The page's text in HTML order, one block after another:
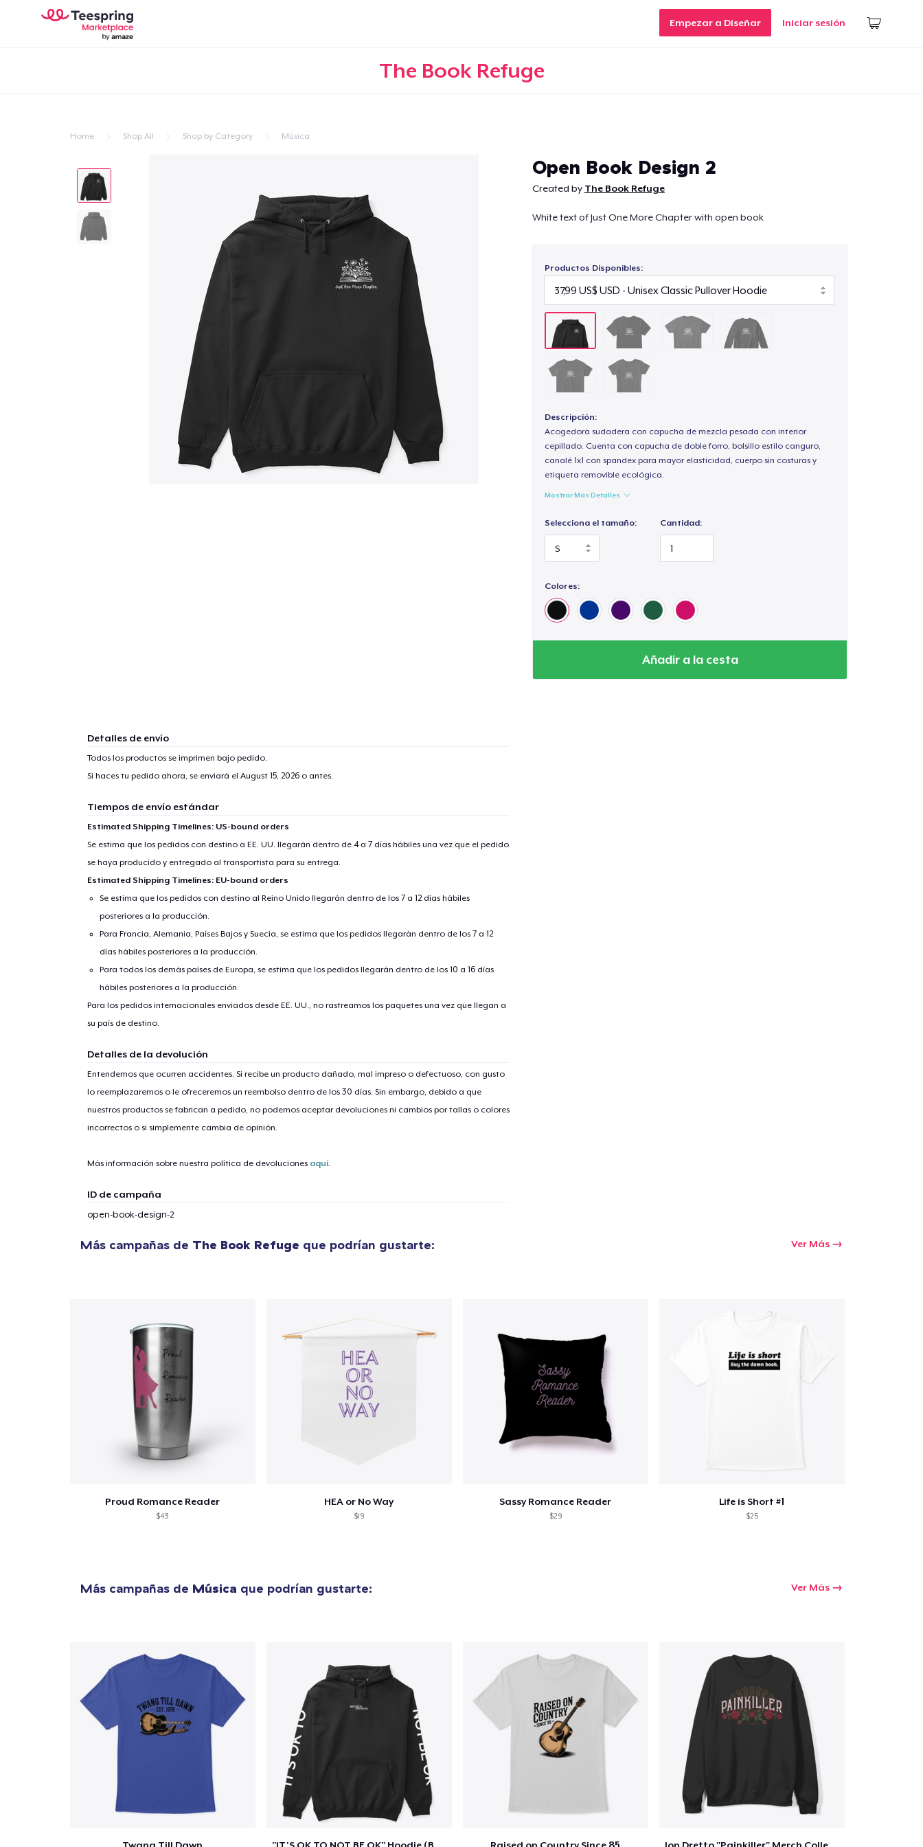
Empezar a Diseñar Iniciar sesión
The Book Refuge
Home Shop All Shop by Category Música
Open Book Design 2
Created by The Book Refuge
White text of Just One More Chapter with open book
Productos Disponibles:
Descripción:
Acogedora sudadera con capucha de mezcla pesada con interior
cepillado. Cuenta con capucha de doble forro, bolsillo estilo canguro,
canalé 1x1 con spandex para mayor elasticidad, cuerpo sin costuras y
etiqueta removible ecológica.
Mostrar Más Detalles
Selecciona el tamaño: Cantidad:
Colores:
Añadir a la cesta
Detalles de envío
Todos los productos se imprimen bajo pedido.
Si haces tu pedido ahora, se enviará el August 15, 2026o antes.
Tiempos de envío estándar
Estimated Shipping Timelines: US-bound orders
Se estima que los pedidos con destino a EE. UU. llegarán dentro de 4 a 7 días hábiles una vez que el pedido
se haya producido y entregado al transportista para su entrega.
Estimated Shipping Timelines: EU-bound orders
Se estima que los pedidos con destino al Reino Unido llegarán dentro de los 7 a 12 días hábiles
posteriores a la producción.
Para Francia, Alemania, Países Bajos y Suecia, se estima que los pedidos llegarán dentro de los 7 a 12
días hábiles posteriores a la producción.
Para todos los demás países de Europa, se estima que los pedidos llegarán dentro de los 10 a 16 días
hábiles posteriores a la producción.
Para los pedidos internacionales enviados desde EE. UU., no rastreamos los paquetes una vez que llegan a
su país de destino.
Detalles de la devolución
Entendemos que ocurren accidentes. Si recibe un producto dañado, mal impreso o defectuoso, con gusto
lo reemplazaremos o le ofreceremos un reembolso dentro de los 30 días. Sin embargo, debido a que
nuestros productos se fabrican a pedido, no podemos aceptar devoluciones ni cambios por tallas o colores
incorrectos o si simplemente cambia de opinión.
Más información sobre nuestra política de devoluciones aquí.
ID de campaña
open-book-design-2
Más campañas de The Book Refuge que podrían gustarte: Ver Más
Proud Romance Reader
$43
HEA or No Way
$19
Sassy Romance Reader
$29
Life is Short #1
$25
Más campañas de Música que podrían gustarte: Ver Más
Unisex Classic Pullover Hoodie
Unisex Classic Crewneck Sweatshirt
32,99 US$
Women's Classic Tee
24,99 US$